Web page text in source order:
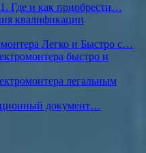
Где и как приобрести…
квалификации
Легко и Быстро с…
быстро и
легальным
документ…